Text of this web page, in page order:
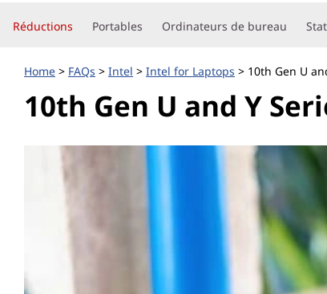
e
Réductions Portables Ordinateurs de bureau
Home > FAQs > Intel > Intel for Laptops > 10th Gen U
10th Gen U and Y